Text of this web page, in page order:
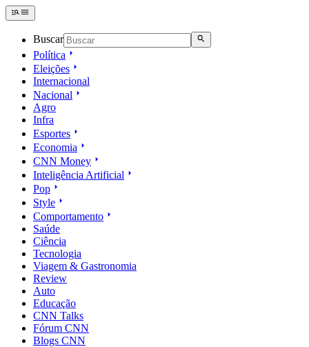
Buscar
Política
Eleições
Internacional
Nacional
Agro
Infra
Esportes
Economia
CNN Money
Inteligência Artificial
Pop
Style
Comportamento
Saúde
Ciência
Tecnologia
Viagem & Gastronomia
Review
Auto
Educação
CNN Talks
Fórum CNN
Blogs CNN